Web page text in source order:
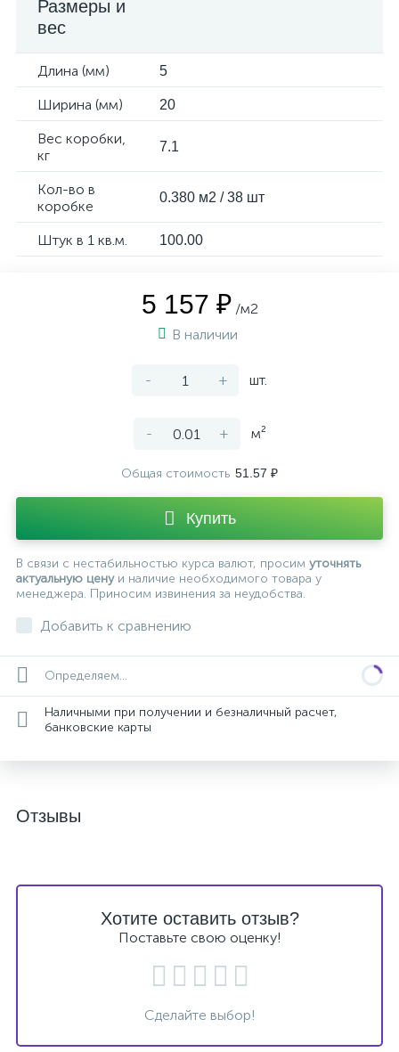
Размеры и
вес
Длина (мм) 5
Ширина (мм) 20
Вес коробки,
кг
7.1
Кол-во в
коробке
0.380 м2 / 38 шт
Штук в 1 кв.м. 100.00
5 157 ₽ /м2
В наличии
- + шт.
- + м²
Общая стоимость 51.57 ₽
Купить
В связи с нестабильностью курса валют, просим уточнять
актуальную ценуи наличие необходимого товара у
менеджера. Приносим извинения за неудобства.
Добавить к сравнению
Определяем...
Наличными при получении и безналичный расчет,
банковские карты
Отзывы
Хотите оставить отзыв?
Поставьте свою оценку!
Сделайте выбор!